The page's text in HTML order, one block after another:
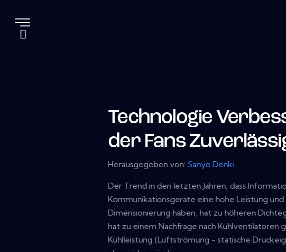
Technologie
der Fans
Herausgegeben von: Sanyo Denki
Der Trend in den letzten Jahren, dass
Kommunikationsgeräte eine hohe Leistung
Dimensionierung haben, hat zu höheren
hat zu einem Nachfrage nach Kühlventilatoren
Kühlleistung (Luftströmung - statische